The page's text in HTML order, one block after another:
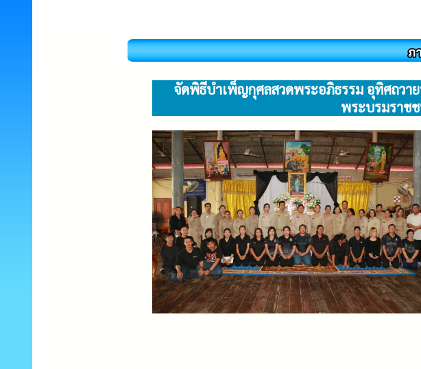
จัดพิธีบำเพ็ญกุศลสวดพระอภิธรรม อุทิศถวา
พระบรมราช